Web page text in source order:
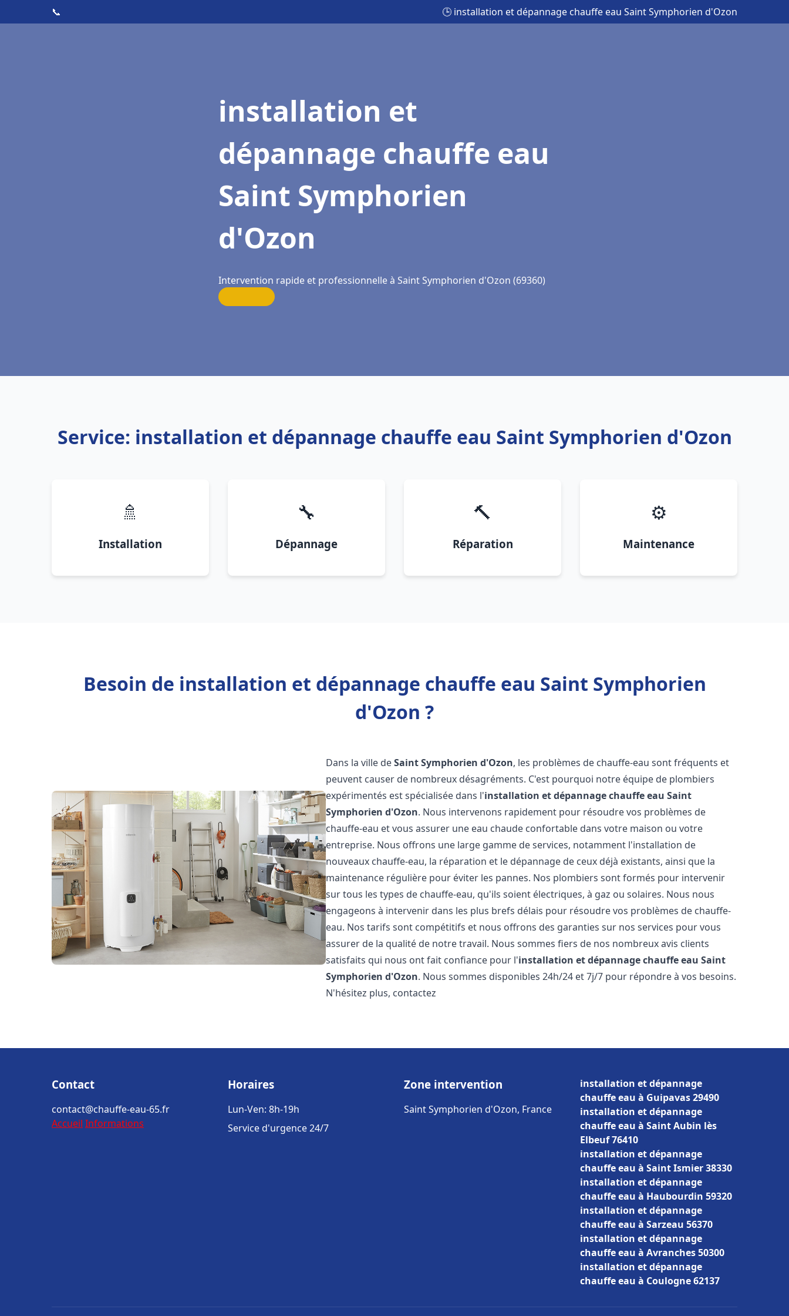
📞 🕒 installation et dépannage chauffe eau Saint Symphorien d'Ozon
installation et
dépannage chauffe eau
Saint Symphorien
d'Ozon
Intervention rapide et professionnelle à Saint Symphorien d'Ozon (69360)
Service: installation et dépannage chauffe eau Saint Symphorien d'Ozon
🚿
Installation
🔧
Dépannage
🔨
Réparation
⚙️
Maintenance
Besoin de installation et dépannage chauffe eau Saint Symphorien
d'Ozon ?
Dans la ville deSaint Symphorien d'Ozon, les problèmes de chauffe-eau sont fréquents et
peuvent causer de nombreux désagréments. C'est pourquoi notre équipe de plombiers
expérimentés est spécialisée dans l'installation et dépannage chauffe eau Saint
Symphorien d'Ozon. Nous intervenons rapidement pour résoudre vos problèmes de
chauffe-eau et vous assurer une eau chaude confortable dans votre maison ou votre
entreprise. Nous offrons une large gamme de services, notamment l'installation de
nouveaux chauffe-eau, la réparation et le dépannage de ceux déjà existants, ainsi que la
maintenance régulière pour éviter les pannes. Nos plombiers sont formés pour intervenir
sur tous les types de chauffe-eau, qu'ils soient électriques, à gaz ou solaires. Nous nous
engageons à intervenir dans les plus brefs délais pour résoudre vos problèmes de chauffe-
eau. Nos tarifs sont compétitifs et nous offrons des garanties sur nos services pour vous
assurer de la qualité de notre travail. Nous sommes fiers de nos nombreux avis clients
satisfaits qui nous ont fait confiance pour l'installation et dépannage chauffe eau Saint
Symphorien d'Ozon. Nous sommes disponibles 24h/24 et 7j/7 pour répondre à vos besoins.
N'hésitez plus, contactez
Contact
contact@chauffe-eau-65.fr
Accueil Informations
Horaires
Lun-Ven: 8h-19h
Service d'urgence 24/7
Zone intervention
Saint Symphorien d'Ozon, France
installation et dépannage
chauffe eau à Guipavas 29490
installation et dépannage
chauffe eau à Saint Aubin lès
Elbeuf 76410
installation et dépannage
chauffe eau à Saint Ismier 38330
installation et dépannage
chauffe eau à Haubourdin 59320
installation et dépannage
chauffe eau à Sarzeau 56370
installation et dépannage
chauffe eau à Avranches 50300
installation et dépannage
chauffe eau à Coulogne 62137